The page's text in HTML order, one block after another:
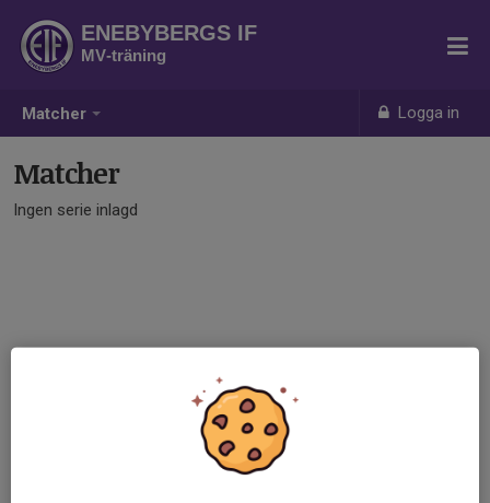
Matcher Logga in
ENEBYBERGS IF
MV-träning
Matcher
Ingen serie inlagd